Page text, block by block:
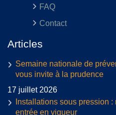
FAQ
Contact
Articles
Semaine nationale de
vous invite à la prudence
17 juillet 2026
Installations sous pression
entrée en vigueur